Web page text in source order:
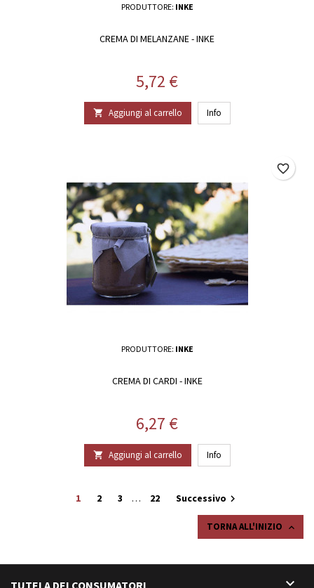
PRODUTTORE: INKE
CREMA DI MELANZANE - INKE
Prezzo
5,72 €
 Aggiungi al carrello Info
PRODUTTORE: INKE
CREMA DI CARDI - INKE
Prezzo
6,27 €
 Aggiungi al carrello Info
favorite_border
1 2 3 … 22 Successivo 
TORNA ALL'INIZIO 
TUTELA DEI CONSUMATORI 